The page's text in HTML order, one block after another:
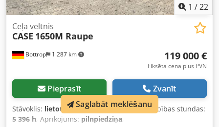
1 /22
Bottrop 1 287 km
Ceļa veltnis
CASE 1650M Raupe
119 000 €
Fiksēta cena plus PVN
Pieprasīt Zvanīt
Stāvoklis: lietots , Ražošanas gads:2015, darbības stundas:
5 396 h, Aprīkojums: pilnpiedziņa,
Saglabāt meklēšanu